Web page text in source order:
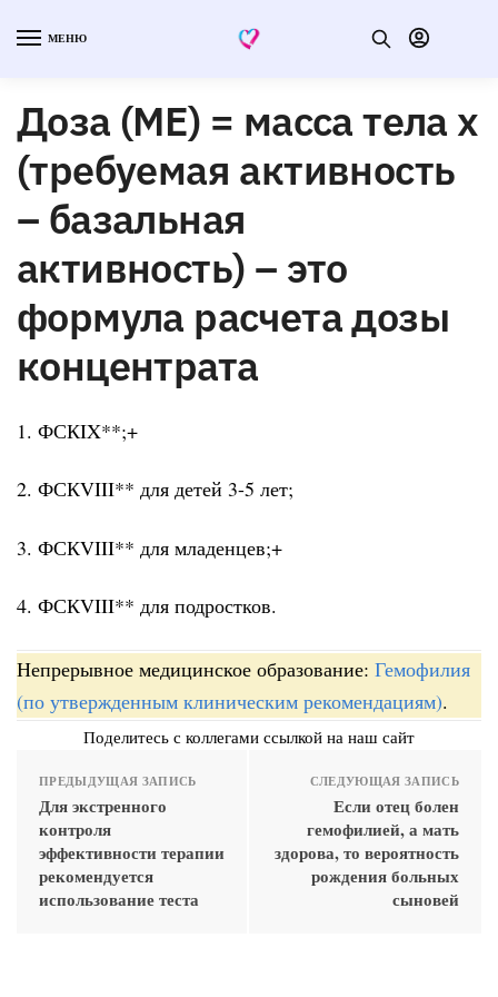
МЕНЮ
Доза (МЕ) = масса тела х
(требуемая активность
– базальная
активность) – это
формула расчета дозы
концентрата
1. ФСКIX**;+
2. ФСКVIII** для детей 3-5 лет;
3. ФСКVIII** для младенцев;+
4. ФСКVIII** для подростков.
Непрерывное медицинское образование: Гемофилия
(по утвержденным клиническим рекомендациям).
Поделитесь с коллегами ссылкой на наш сайт
ПРЕДЫДУЩАЯ ЗАПИСЬ
Для экстренного
контроля
эффективности терапии
рекомендуется
использование теста
СЛЕДУЮЩАЯ ЗАПИСЬ
Если отец болен
гемофилией, а мать
здорова, то вероятность
рождения больных
сыновей